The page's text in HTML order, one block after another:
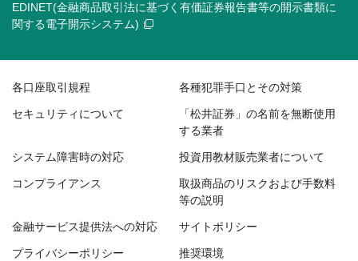
EDINET(金融商品取引法に基づく有価証券報告書等の開示書類に
関する電子開示システム)
各口座取引規程 各種犯罪手口とその対策
セキュリティについて
「松井証券」の名前を無断使用
する業者
システム障害時の対応 投資用教材販売業者について
コンプライアンス
取扱商品のリスクおよび手数料
等の説明
金融サービス提供法への対応 サイトポリシー
プライバシーポリシー 推奨環境